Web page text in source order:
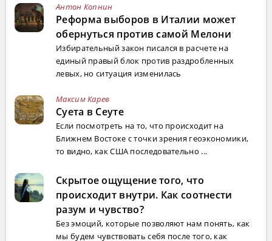
Антон Копнин
Реформа выборов в Италии может
обернуться против самой Мелони
Избирательный закон писался в расчете на
единый правый блок против раздробленных
левых, но ситуация изменилась
Максим Карев
Суета в Сеуте
Если посмотреть на то, что происходит на
Ближнем Востоке с точки зрения геоэкономики,
то видно, как США последовательно ...
Скрытое ощущение того, что
происходит внутри. Как соотнести
разум и чувство?
Без эмоций, которые позволяют нам понять, как
мы будем чувствовать себя после того, как